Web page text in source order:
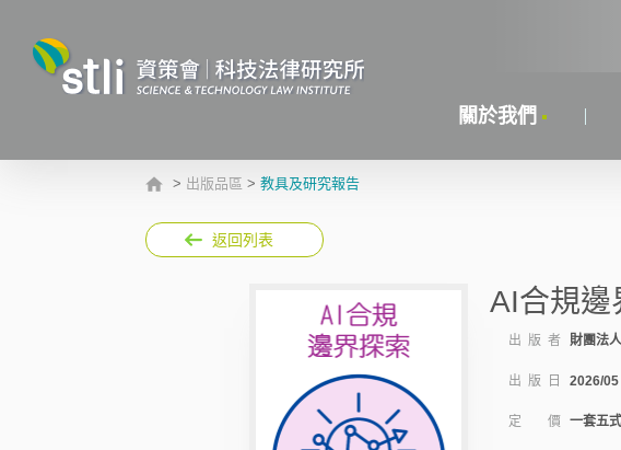
關於我們
> 出版品區 > 教具及研究報告
返回列表
AI合規邊
出 版 者 財團法
出 版 日 2026/05
定 價 一套五